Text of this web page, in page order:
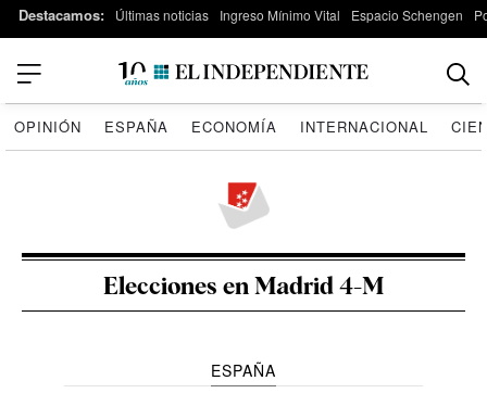
Destacamos: Últimas noticias Ingreso Mínimo Vital Espacio Schengen
OPINIÓN ESPAÑA ECONOMÍA INTERNACIONAL
Elecciones en Madrid 4-M
ESPAÑA